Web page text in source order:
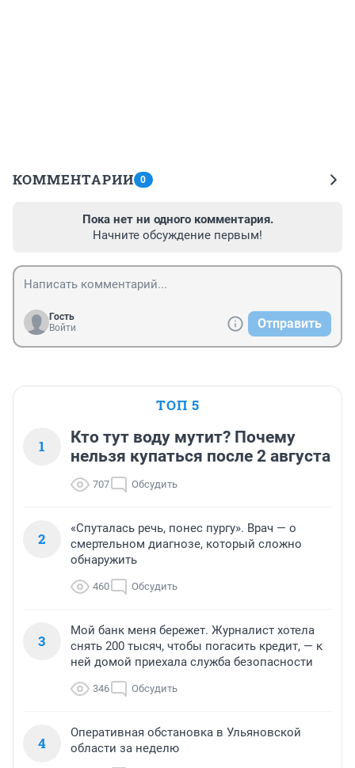
КОММЕНТАРИИ 0
Пока нет ни одного комментария.
Начните обсуждение первым!
Гость
Войти
Отправить
ТОП 5
1
Кто тут воду мутит? Почему
нельзя купаться после 2 августа
707 Обсудить
2
«Спуталась речь, понес пургу». Врач — о
смертельном диагнозе, который сложно
обнаружить
460 Обсудить
3
Мой банк меня бережет. Журналист хотела
снять 200 тысяч, чтобы погасить кредит, — к
ней домой приехала служба безопасности
346 Обсудить
4
Оперативная обстановка в Ульяновской
области за неделю